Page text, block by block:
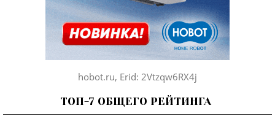
hobot.ru, Erid: 2Vtzqw6RX4j
ТОП-7 ОБЩЕГО РЕЙТИНГА